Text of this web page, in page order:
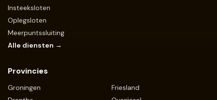
Insteeksloten
Oplegsloten
Meerpuntssluiting
Alle diensten →
Provincies
Groningen
Friesland